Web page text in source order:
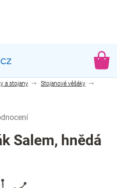
a stojany
Stojanové věšáky
Salem, hnědá